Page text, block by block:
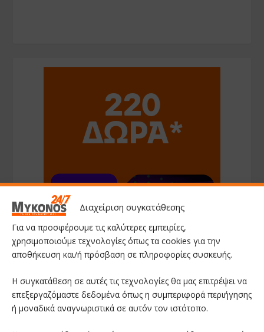
Διαχείριση συγκατάθεσης
Για να προσφέρουμε τις καλύτερες εμπειρίες,
χρησιμοποιούμε τεχνολογίες όπως τα cookies για την
αποθήκευση και/ή πρόσβαση σε πληροφορίες συσκευής.
Η συγκατάθεση σε αυτές τις τεχνολογίες θα μας επιτρέψει να
επεξεργαζόμαστε δεδομένα όπως η συμπεριφορά περιήγησης
ή μοναδικά αναγνωριστικά σε αυτόν τον ιστότοπο.